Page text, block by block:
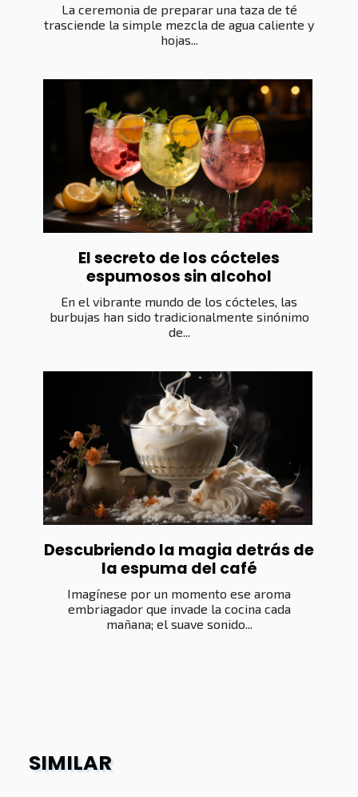
La ceremonia de preparar una taza de té
trasciende la simple mezcla de agua caliente y
hojas...
El secreto de los cócteles
espumosos sin alcohol
En el vibrante mundo de los cócteles, las
burbujas han sido tradicionalmente sinónimo
de...
Descubriendo la magia detrás de
la espuma del café
Imagínese por un momento ese aroma
embriagador que invade la cocina cada
mañana; el suave sonido...
SIMILAR